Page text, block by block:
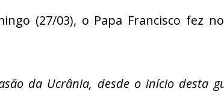
(27/03), o Papa Francisco fez
da Ucrânia, desde o início desta